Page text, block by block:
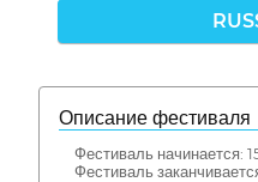
Описание фестиваля
Фестиваль начинается:
Фестиваль